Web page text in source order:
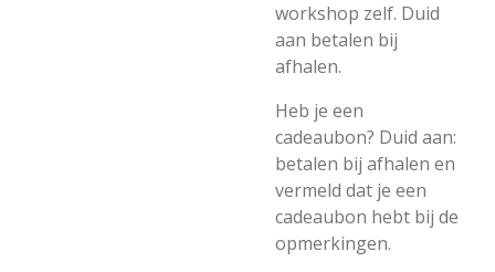
workshop zelf. Duid
aan betalen bij
afhalen.
Heb je een
cadeaubon? Duid aan:
betalen bij afhalen en
vermeld dat je een
cadeaubon hebt bij de
opmerkingen.